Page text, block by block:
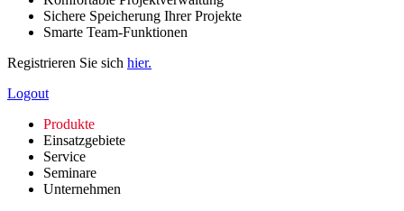
Sichere Speicherung Ihrer Projekte
Smarte Team-Funktionen
Registrieren Sie sich hier.
Logout
Produkte
Einsatzgebiete
Service
Seminare
Unternehmen